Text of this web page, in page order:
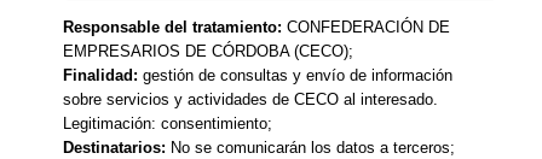
Responsable del tratamiento: CONFEDERACIÓN DE
EMPRESARIOS DE CÓRDOBA (CECO);
Finalidad: gestión de consultas y envío de información
sobre servicios y actividades de CECO al interesado.
Legitimación: consentimiento;
Destinatarios: No se comunicarán los datos a terceros;